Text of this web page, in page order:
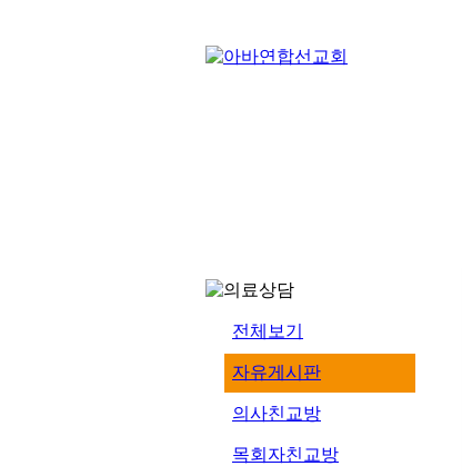
전체보기
자유게시판
의사친교방
목회자친교방